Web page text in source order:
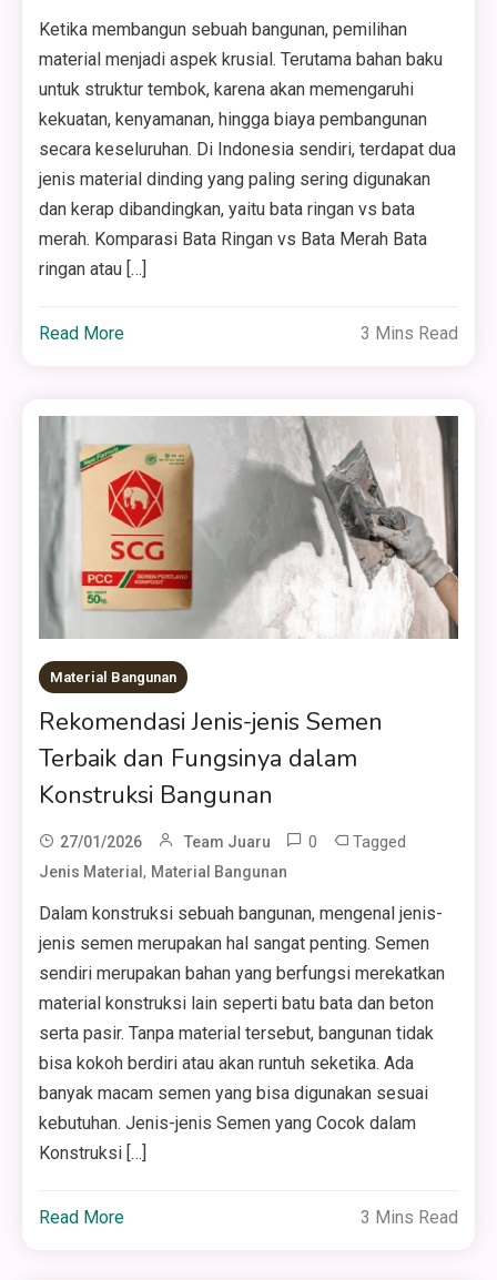
Ketika membangun sebuah bangunan, pemilihan
material menjadi aspek krusial. Terutama bahan baku
untuk struktur tembok, karena akan memengaruhi
kekuatan, kenyamanan, hingga biaya pembangunan
secara keseluruhan. Di Indonesia sendiri, terdapat dua
jenis material dinding yang paling sering digunakan
dan kerap dibandingkan, yaitu bata ringan vs bata
merah. Komparasi Bata Ringan vs Bata Merah Bata
ringan atau […]
Read More 3 Mins Read
Material Bangunan
Rekomendasi Jenis-jenis Semen
Terbaik dan Fungsinya dalam
Konstruksi Bangunan
27/01/2026 Team Juaru 0 Tagged
Jenis Material, Material Bangunan
Dalam konstruksi sebuah bangunan, mengenal jenis-
jenis semen merupakan hal sangat penting. Semen
sendiri merupakan bahan yang berfungsi merekatkan
material konstruksi lain seperti batu bata dan beton
serta pasir. Tanpa material tersebut, bangunan tidak
bisa kokoh berdiri atau akan runtuh seketika. Ada
banyak macam semen yang bisa digunakan sesuai
kebutuhan. Jenis-jenis Semen yang Cocok dalam
Konstruksi […]
Read More 3 Mins Read